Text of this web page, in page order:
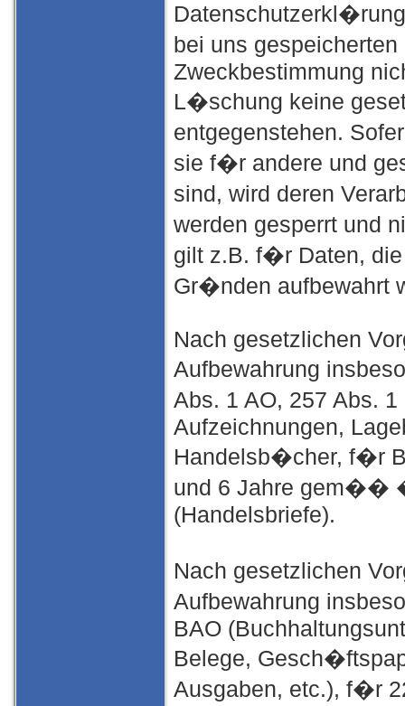
bei uns
Zweckbestimmung
L�schung keine
entgegenstehen.
sie f�r andere und
sind, wird deren
werden gesperrt und
gilt z.B. f�r Daten,
Gr�nden aufbewahrt
Nach gesetzlichen
Aufbewahrung
Abs. 1 AO, 257 Abs.
Aufzeichnungen,
Handelsb�cher, f�r
und 6 Jahre gem��
(Handelsbriefe).
Nach gesetzlichen
Aufbewahrung
BAO
Belege,
Ausgaben, etc.), f�r